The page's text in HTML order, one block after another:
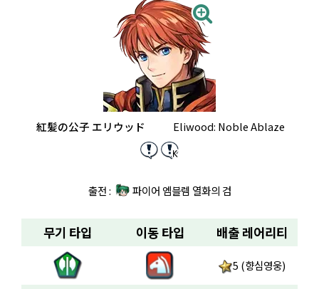
紅髪の公子 エリウッド Eliwood: Noble Ablaze
출전 : 파이어 엠블렘 열화의 검
무기 타입 이동 타입 배출 레어리티
5 (향심영웅)